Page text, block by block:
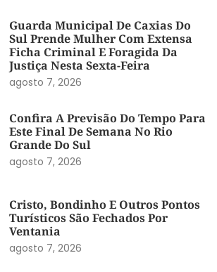
Guarda Municipal De Caxias Do
Sul Prende Mulher Com Extensa
Ficha Criminal E Foragida Da
Justiça Nesta Sexta-Feira
agosto 7, 2026
Confira A Previsão Do Tempo Para
Este Final De Semana No Rio
Grande Do Sul
agosto 7, 2026
Cristo, Bondinho E Outros Pontos
Turísticos São Fechados Por
Ventania
agosto 7, 2026